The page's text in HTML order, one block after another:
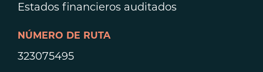
Estados financieros auditados
NÚMERO DE RUTA
323075495